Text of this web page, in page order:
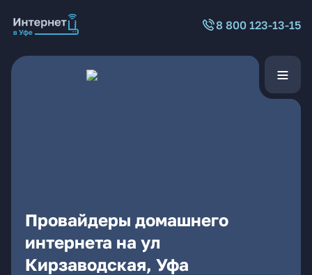
8 800 123-13-15
Провайдеры домашнего
интернета на ул
Кирзаводская, Уфа